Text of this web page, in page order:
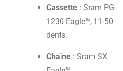
Cassette : Sram PG-
1230 Eagle™, 11-50
dents.
Chaîne : Sram SX